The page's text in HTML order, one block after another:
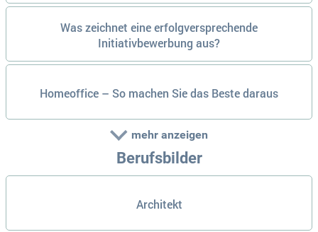
Was zeichnet eine erfolgversprechende
Initiativbewerbung aus?
Homeoffice – So machen Sie das Beste daraus
mehr anzeigen
Berufsbilder
Architekt